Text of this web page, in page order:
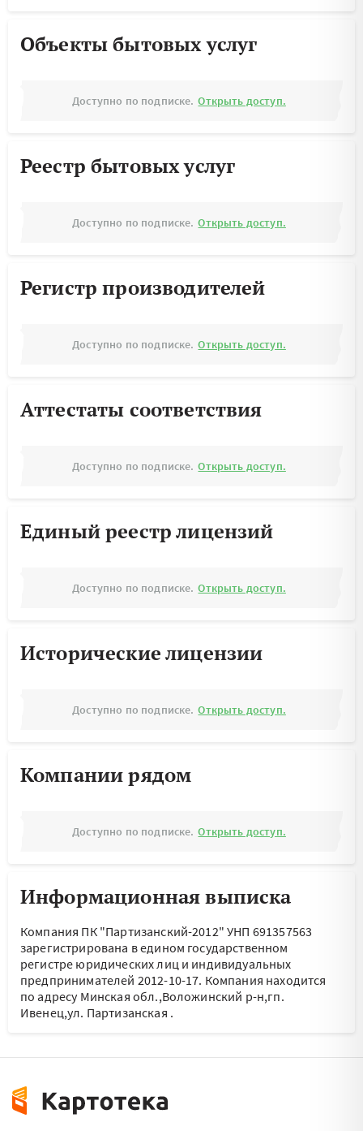
Объекты бытовых услуг
Доступно по подписке. Открыть доступ.
Реестр бытовых услуг
Доступно по подписке. Открыть доступ.
Регистр производителей
Доступно по подписке. Открыть доступ.
Аттестаты соответствия
Доступно по подписке. Открыть доступ.
Единый реестр лицензий
Доступно по подписке. Открыть доступ.
Исторические лицензии
Доступно по подписке. Открыть доступ.
Компании рядом
Доступно по подписке. Открыть доступ.
Информационная выписка
Компания ПК "Партизанский-2012" УНП 691357563
зарегистрирована в едином государственном
регистре юридических лиц и индивидуальных
предпринимателей 2012-10-17. Компания находится
по адресу Минская обл.,Воложинский р-н,гп.
Ивенец,ул. Партизанская .